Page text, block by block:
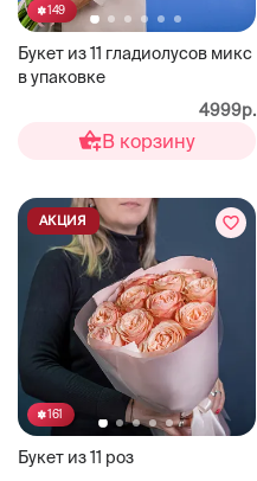
149
Букет из 11 гладиолусов микс
в упаковке
4999р.
В корзину
161
Букет из 11 роз
АКЦИЯ